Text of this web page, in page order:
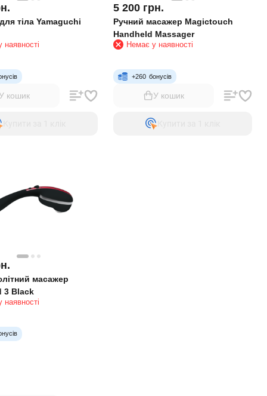
тіла Yamaguchi
наявності
У кошик
Купити за 1 клiк
5 200 грн.
Ручний масажер Magictouch
Handheld Massager
Немає у наявності
+260 бонусів
У кошик
Купити за 1 клiк
масажер
3 Black
наявності